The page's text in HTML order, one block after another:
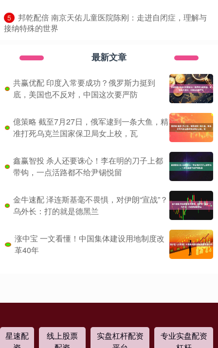
5
​邦乾配倍 南京天佑儿童医院陈刚：走进自闭症，理解与
接纳特殊的世界
最新文章
共赢优配 印度入常要成功？俄罗斯力挺到
底，美国也不反对，中国这次要严防
億策略 截至7月27日，俄军逮到一条大鱼，精
准打死乌克兰国家保卫局女上校，瓦
鑫赢智投 杀人还要诛心！李在明的刀子上都
带钩，一点活路都不给尹锡悦留
金牛速配 泽连斯基毫不畏惧，对伊朗“宣战”？
乌外长：打的就是德黑兰
涨中宝 一文看懂！中国集体建设用地制度改
革40年
星速配
线上股票
实盘杠杆配资
专业实盘配资